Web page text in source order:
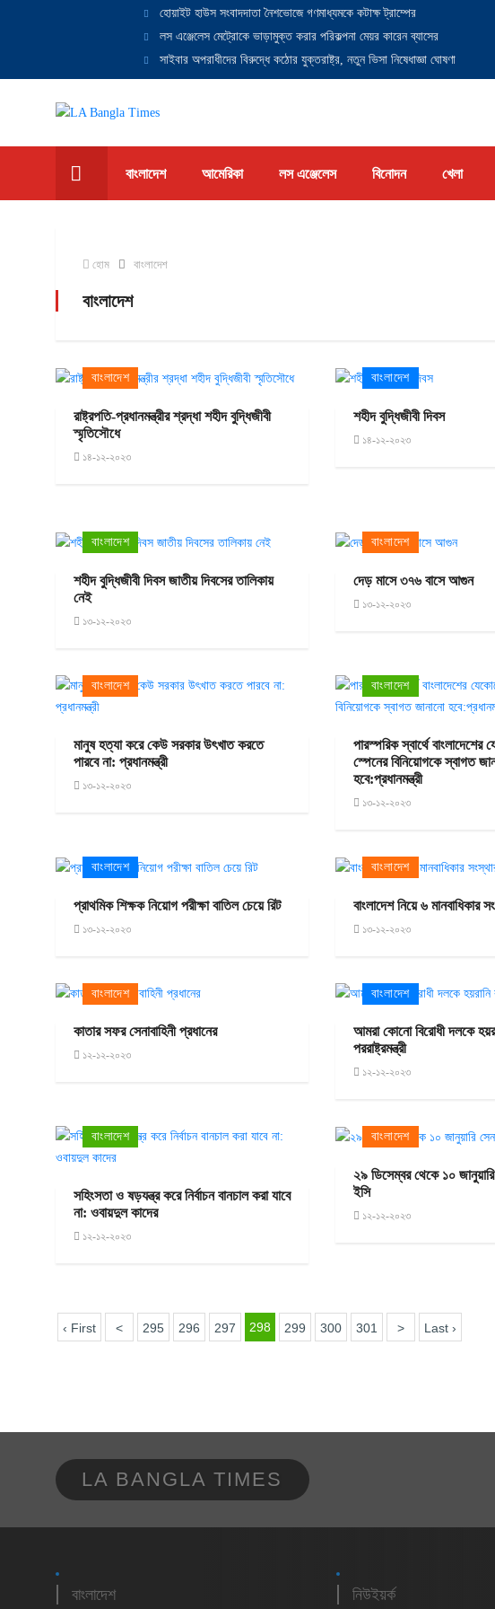
হোয়াইট হাউস সংবাদদাতা নৈশভোজে গণমাধ্যমকে কটাক্ষ ট্রাম্পের
লস এঞ্জেলেস মেট্রোকে ভাড়ামুক্ত করার পরিকল্পনা মেয়র কারেন ব্যাসের
সাইবার অপরাধীদের বিরুদ্ধে কঠোর যুক্তরাষ্ট্র, নতুন ভিসা নিষেধাজ্ঞা ঘোষণা
বাংলাদেশ আমেরিকা লস এঞ্জেলেস বিনোদন খেলা
হোম বাংলাদেশ
বাংলাদেশ
বাংলাদেশ
রাষ্ট্রপতি-প্রধানমন্ত্রীর শ্রদ্ধা শহীদ বুদ্ধিজীবী
স্মৃতিসৌধে
১৪-১২-২০২৩
বাংলাদেশ
শহীদ বুদ্ধিজীবী দিবস
১৪-১২-২০২৩
বাংলাদেশ
শহীদ বুদ্ধিজীবী দিবস জাতীয় দিবসের তালিকায়
নেই
১৩-১২-২০২৩
বাংলাদেশ
দেড় মাসে ৩৭৬ বাসে আগুন
১৩-১২-২০২৩
বাংলাদেশ
মানুষ হত্যা করে কেউ সরকার উৎখাত করতে
পারবে না: প্রধানমন্ত্রী
১৩-১২-২০২৩
বাংলাদেশ
পারস্পরিক স্বার্থে বাংলাদেশের
স্পেনের বিনিয়োগকে স্বাগত
হবে:প্রধানমন্ত্রী
১৩-১২-২০২৩
বাংলাদেশ
প্রাথমিক শিক্ষক নিয়োগ পরীক্ষা বাতিল চেয়ে রিট
১৩-১২-২০২৩
বাংলাদেশ
বাংলাদেশ নিয়ে ৬ মানবাধিকার
১৩-১২-২০২৩
বাংলাদেশ
কাতার সফর সেনাবাহিনী প্রধানের
১২-১২-২০২৩
বাংলাদেশ
আমরা কোনো বিরোধী দলকে
পররাষ্ট্রমন্ত্রী
১২-১২-২০২৩
বাংলাদেশ
সহিংসতা ও ষড়যন্ত্র করে নির্বাচন বানচাল করা যাবে
না: ওবায়দুল কাদের
১২-১২-২০২৩
বাংলাদেশ
২৯ ডিসেম্বর থেকে ১০ জানুয়ারি
ইসি
১২-১২-২০২৩
‹ First < 295 296 297 298 299 300 301 > Last ›
LA BANGLA TIMES
বাংলাদেশ নিউইয়র্ক